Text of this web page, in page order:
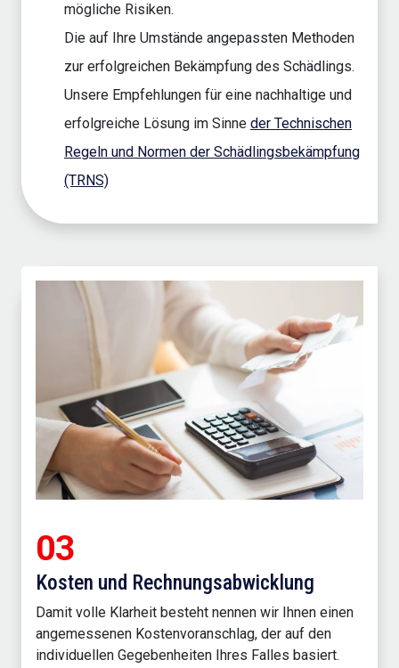
mögliche Risiken.
Die auf Ihre Umstände angepassten Methoden
zur erfolgreichen Bekämpfung des Schädlings.
Unsere Empfehlungen für eine nachhaltige und
erfolgreiche Lösung im Sinne der Technischen
Regeln und Normen der Schädlingsbekämpfung
(TRNS)
03
Kosten und Rechnungsabwicklung
Damit volle Klarheit besteht nennen wir Ihnen einen
angemessenen Kostenvoranschlag, der auf den
individuellen Gegebenheiten Ihres Falles basiert.